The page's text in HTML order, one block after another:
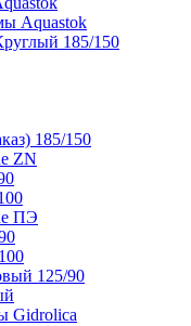
Aquastok
185/150
185/150
ZN
ПЭ
125/90
Gidrolica